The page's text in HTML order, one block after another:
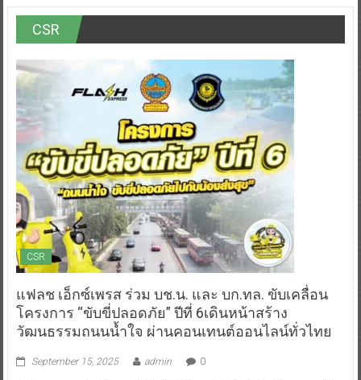
CSR
CSR
แฟลช เอ็กซ์เพรส ร่วม บช.น. และ บก.ทล. ขับเคลื่อน
โครงการ “ขับขี่ปลอดภัย” ปีที่ 6เดินหน้าสร้าง
วัฒนธรรมถนนน้ำใจ ผ่านคอนเทนต์ออนไลน์ทั่วไทย
September 15, 2025 admin 0